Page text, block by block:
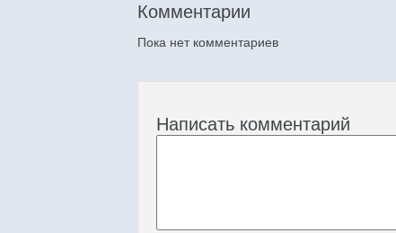
Комментарии
Пока нет комментариев
Написать комментарий